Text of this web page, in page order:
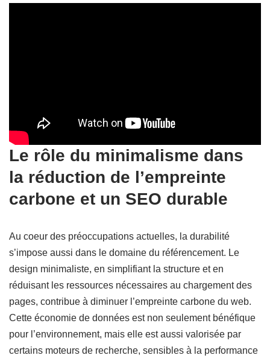
Le rôle du minimalisme dans
la réduction de l’empreinte
carbone et un SEO durable
Au coeur des préoccupations actuelles, la durabilité
s’impose aussi dans le domaine du référencement. Le
design minimaliste, en simplifiant la structure et en
réduisant les ressources nécessaires au chargement des
pages, contribue à diminuer l’empreinte carbone du web.
Cette économie de données est non seulement bénéfique
pour l’environnement, mais elle est aussi valorisée par
certains moteurs de recherche, sensibles à la performance